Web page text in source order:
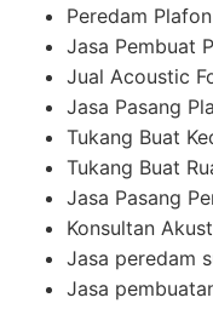
Peredam
Jasa Pembuat
Jual Acoustic
Jasa Pasang
Tukang Buat
Tukang Buat
Jasa Pasang
Konsultan
Jasa peredam
Jasa